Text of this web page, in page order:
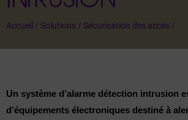
Accueil / Solutions / Sécurisation des accès /
Un système d’alarme détection intrusion
d’équipements électroniques destiné à